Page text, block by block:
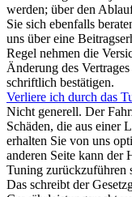
werden; über den
Sie sich ebenfalls
uns über eine
Regel nehmen die
Änderung des
schriftlich bestätigen.
Verliere ich durch das
Nicht generell. Der
Schäden, die aus einer
erhalten Sie von uns
anderen Seite kann der
Tuning zurückzuführen
Das schreibt der